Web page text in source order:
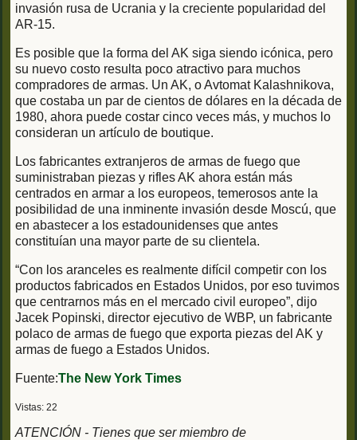
invasión rusa de Ucrania y la creciente popularidad del
AR-15.
Es posible que la forma del AK siga siendo icónica, pero
su nuevo costo resulta poco atractivo para muchos
compradores de armas. Un AK, o Avtomat Kalashnikova,
que costaba un par de cientos de dólares en la década de
1980, ahora puede costar cinco veces más, y muchos lo
consideran un artículo de boutique.
Los fabricantes extranjeros de armas de fuego que
suministraban piezas y rifles AK ahora están más
centrados en armar a los europeos, temerosos ante la
posibilidad de una inminente invasión desde Moscú, que
en abastecer a los estadounidenses que antes
constituían una mayor parte de su clientela.
“Con los aranceles es realmente difícil competir con los
productos fabricados en Estados Unidos, por eso tuvimos
que centrarnos más en el mercado civil europeo”, dijo
Jacek Popinski, director ejecutivo de WBP, un fabricante
polaco de armas de fuego que exporta piezas del AK y
armas de fuego a Estados Unidos.
Fuente:The New York Times
Vistas: 22
ATENCIÓN - Tienes que ser miembro de